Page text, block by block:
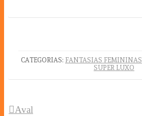
CATEGORIAS: FANTASIAS FEMININAS
SUPER LUXO
Aval